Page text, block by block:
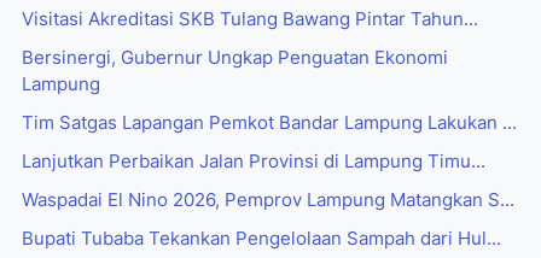
Visitasi Akreditasi SKB Tulang Bawang Pintar Tahun...
Bersinergi, Gubernur Ungkap Penguatan Ekonomi
Lampung
Tim Satgas Lapangan Pemkot Bandar Lampung Lakukan ...
Lanjutkan Perbaikan Jalan Provinsi di Lampung Timu...
Waspadai El Nino 2026, Pemprov Lampung Matangkan S...
Bupati Tubaba Tekankan Pengelolaan Sampah dari Hul...